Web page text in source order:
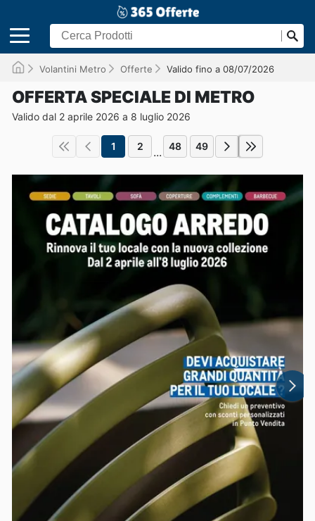
Volantini Metro Offerte Valido fino a 08/07/2026
OFFERTA SPECIALE DI METRO
Valido dal 2 aprile 2026 a 8 luglio 2026
1 2 ... 48 49